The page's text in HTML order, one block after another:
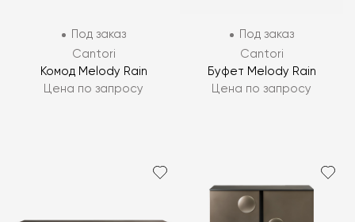
Под заказ
Cantori
Комод Melody Rain
Цена по запросу
Под заказ
Cantori
Буфет Melody Rain
Цена по запросу